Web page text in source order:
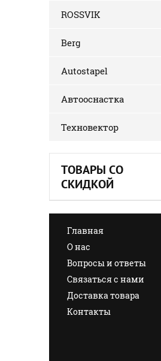
ROSSVIK
Berg
Autostapel
Автооснастка
Техновектор
ТОВАРЫ СО
СКИДКОЙ
Главная
О нас
Вопросы и ответы
Связаться с нами
Доставка товара
Контакты